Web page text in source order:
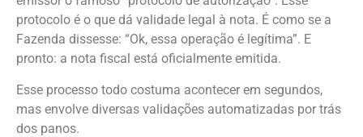
protocolo é o que dá validade legal à nota. É como se a
Fazenda dissesse: “Ok, essa operação é legítima”. E
pronto: a nota fiscal está oficialmente emitida.
Esse processo todo costuma acontecer em segundos,
mas envolve diversas validações automatizadas por trás
dos panos.